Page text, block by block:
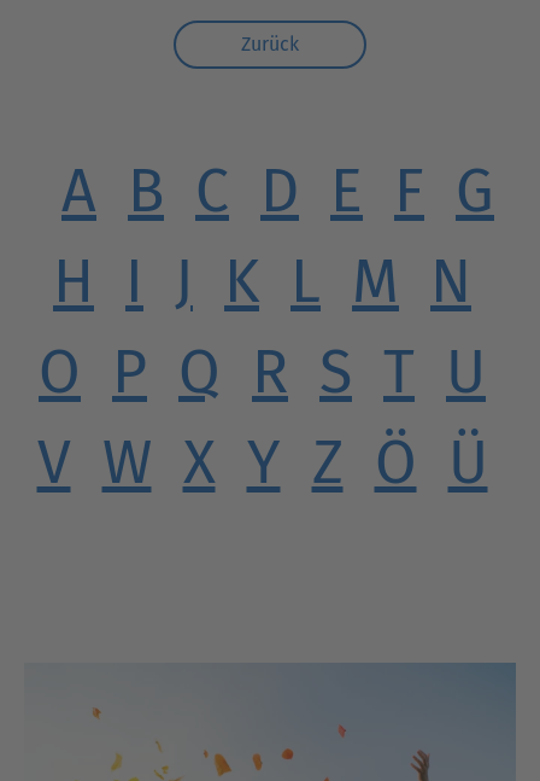
Zurück
A B C D E F G
H I J K L M N
O P Q R S T U
V W X Y Z Ö Ü